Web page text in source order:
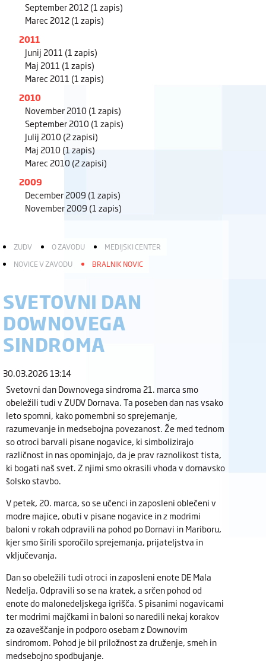
September 2012(1 zapis)
Marec 2012(1 zapis)
2011
Junij 2011 (1 zapis)
Maj 2011 (1 zapis)
Marec 2011 (1 zapis)
2010
November 2010(1 zapis)
September 2010(1 zapis)
Julij 2010(2 zapisi)
Maj 2010(1 zapis)
Marec 2010(2 zapisi)
2009
December 2009 (1 zapis)
November 2009 (1 zapis)
ZUDV O ZAVODU
MEDIJSKI CENTER
NOVICE V ZAVODU
BRALNIK NOVIC
SVETOVNI DAN
DOWNOVEGA
SINDROMA
30.03.2026 13:14
Svetovni dan Downovega sindroma 21. marca smo
obeležili tudi v ZUDV Dornava. Ta poseben dan nas vsako
leto spomni, kako pomembni so sprejemanje,
razumevanje in medsebojna povezanost. Že med tednom
so otroci barvali pisane nogavice, ki simbolizirajo
različnost in nas opominjajo, da je prav raznolikost tista,
ki bogati naš svet. Z njimi smo okrasili vhoda v dornavsko
šolsko stavbo.
V petek, 20. marca, so se učenci in zaposleni oblečeni v
modre majice, obuti v pisane nogavice in z modrimi
baloni v rokah odpravili na pohod po Dornavi in Mariboru,
kjer smo širili sporočilo sprejemanja, prijateljstva in
vključevanja.
Dan so obeležili tudi otroci in zaposleni enote DE Mala
Nedelja. Odpravili so se na kratek, a srčen pohod od
enote do malonedeljskega igrišča. S pisanimi nogavicami
ter modrimi majčkami in baloni so naredili nekaj korakov
za ozaveščanje in podporo osebam z Downovim
sindromom. Pohod je bil priložnost za druženje, smeh in
medsebojno spodbujanje.